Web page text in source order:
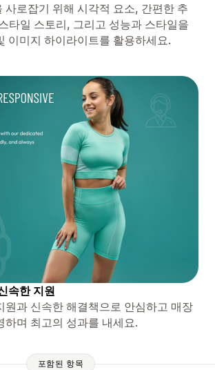
사로잡기 위해 시각적 요소, 간편한 추
타일 스토리, 그리고 성능과 스타일을
이미지 하이라이트를 활용하세요.
속한 지원
원과 신속한 해결책으로 안심하고 매장
하며 최고의 성과를 내세요.
포함된 항목